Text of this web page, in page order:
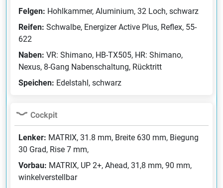
Felgen: Hohlkammer, Aluminium, 32 Loch, schwarz
Reifen: Schwalbe, Energizer Active Plus, Reflex, 55-
622
Naben: VR: Shimano, HB-TX505, HR: Shimano,
Nexus, 8-Gang Nabenschaltung, Rücktritt
Speichen: Edelstahl, schwarz
Cockpit
Lenker: MATRIX, 31.8 mm, Breite 630 mm, Biegung
30 Grad, Rise 7 mm,
Vorbau: MATRIX, UP 2+, Ahead, 31,8 mm, 90 mm,
winkelverstellbar